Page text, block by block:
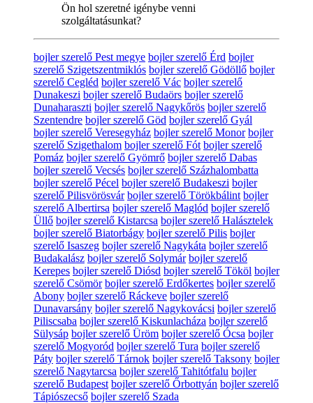
Ön hol szeretné igénybe venni
szolgáltatásunkat?
bojler szerelő Pest megye bojler szerelő Érd bojler
szerelő Szigetszentmiklós bojler szerelő Gödöllő bojler
szerelő Cegléd bojler szerelő Vác bojler szerelő
Dunakeszi bojler szerelő Budaörs bojler szerelő
Dunaharaszti bojler szerelő Nagykőrös bojler szerelő
Szentendre bojler szerelő Göd bojler szerelő Gyál
bojler szerelő Veresegyház bojler szerelő Monor bojler
szerelő Szigethalom bojler szerelő Fót bojler szerelő
Pomáz bojler szerelő Gyömrő bojler szerelő Dabas
bojler szerelő Vecsés bojler szerelő Százhalombatta
bojler szerelő Pécel bojler szerelő Budakeszi bojler
szerelő Pilisvörösvár bojler szerelő Törökbálint bojler
szerelő Albertirsa bojler szerelő Maglód bojler szerelő
Üllő bojler szerelő Kistarcsa bojler szerelő Halásztelek
bojler szerelő Biatorbágy bojler szerelő Pilis bojler
szerelő Isaszeg bojler szerelő Nagykáta bojler szerelő
Budakalász bojler szerelő Solymár bojler szerelő
Kerepes bojler szerelő Diósd bojler szerelő Tököl bojler
szerelő Csömör bojler szerelő Erdőkertes bojler szerelő
Abony bojler szerelő Ráckeve bojler szerelő
Dunavarsány bojler szerelő Nagykovácsi bojler szerelő
Piliscsaba bojler szerelő Kiskunlacháza bojler szerelő
Sülysáp bojler szerelő Üröm bojler szerelő Ócsa bojler
szerelő Mogyoród bojler szerelő Tura bojler szerelő
Páty bojler szerelő Tárnok bojler szerelő Taksony bojler
szerelő Nagytarcsa bojler szerelő Tahitótfalu bojler
szerelő Budapest bojler szerelő Őrbottyán bojler szerelő
Tápiószecső bojler szerelő Szada